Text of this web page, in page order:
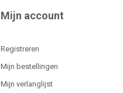
Mijn account
Registreren
Mijn bestellingen
Mijn verlanglijst